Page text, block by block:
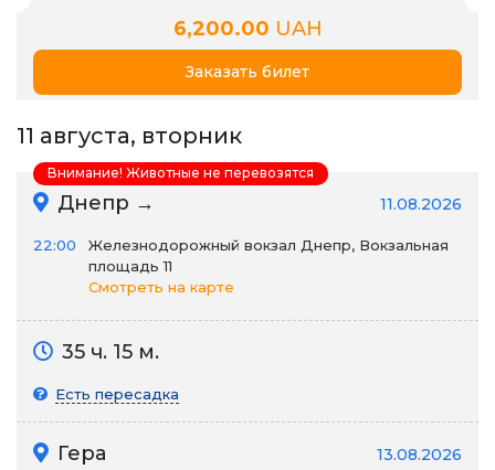
6,200.00 UAH
Заказать билет
11 августа, вторник
Днепр → 11.08.2026
22:00
Железнодорожный вокзал Днепр, Вокзальная
площадь 11
Смотреть на карте
35 ч. 15 м.
Есть пересадка
Гера 13.08.2026
Внимание! Животные не перевозятся